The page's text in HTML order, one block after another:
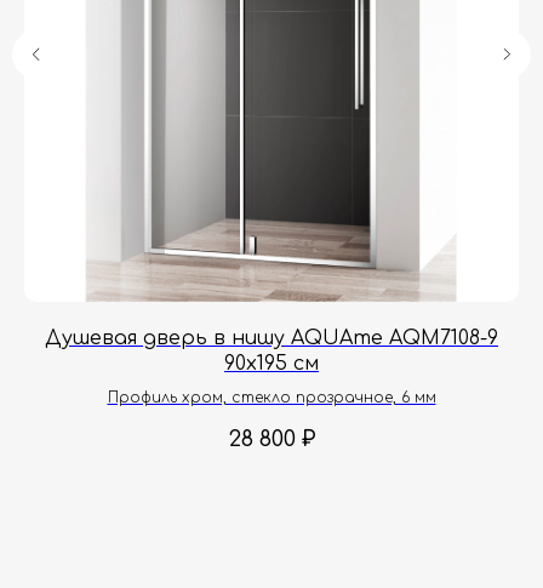
Душевая дверь в нишу AQUAme AQM7108-9
90х195 см
Профиль хром, стекло прозрачное, 6 мм
28 800 ₽
+7 (495) 782-78-74
Принимаем звонки и обрабатываем
заказы с понедельника по пятницу
с 8:00 до 18:00 по Москве.